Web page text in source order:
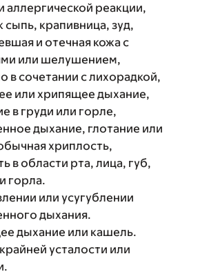
аллергической реакции,
сыпь, крапивница, зуд,
и отечная кожа с
или шелушением,
в сочетании с лихорадкой,
или хрипящее дыхание,
в груди или горле,
дыхание, глотание или
хриплость,
в области рта, лица, губ,
горла.
или усугублении
дыхания.
дыхание или кашель.
усталости или